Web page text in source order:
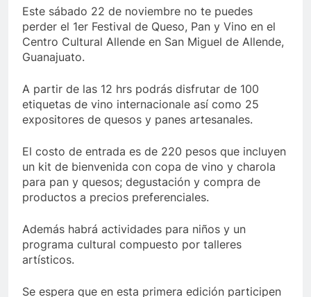
Este sábado 22 de noviembre no te puedes
perder el 1er Festival de Queso, Pan y Vino en el
Centro Cultural Allende en San Miguel de Allende,
Guanajuato.
A partir de las 12 hrs podrás disfrutar de 100
etiquetas de vino internacionale así como 25
expositores de quesos y panes artesanales.
El costo de entrada es de 220 pesos que incluyen
un kit de bienvenida con copa de vino y charola
para pan y quesos; degustación y compra de
productos a precios preferenciales.
Además habrá actividades para niños y un
programa cultural compuesto por talleres
artísticos.
Se espera que en esta primera edición participen